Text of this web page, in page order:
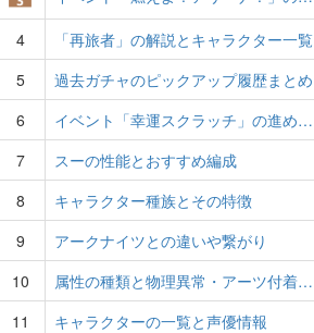
4
「再旅者」の解説とキャラクター一覧
5
過去ガチャのピックアップ履歴まとめ
6
イベント「幸運スクラッチ」の進め…
7
スーの性能とおすすめ編成
8
キャラクター種族とその特徴
9
アークナイツとの違いや繋がり
10
属性の種類と物理異常・アーツ付着…
11
キャラクターの一覧と声優情報